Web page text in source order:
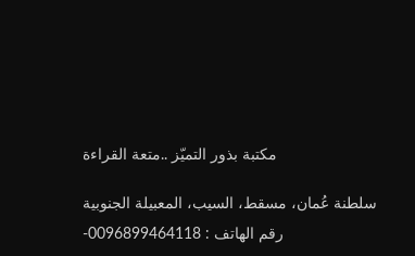
مكتبة بذور التميّز ..متعة القراءة
سلطنة عُمان، مسقط، السيب، المعبيلة الجنوبية
رقم الهاتف : 0096899464118-